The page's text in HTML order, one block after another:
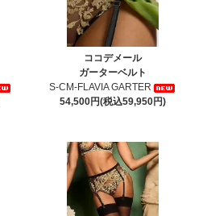
ココデメール
ガーターベルト
S-CM-FLAVIA GARTER
54,500円(税込59,950円)